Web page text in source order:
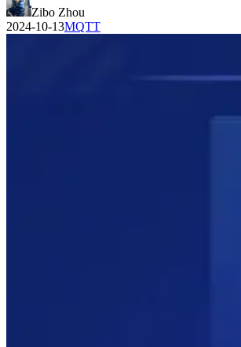
Zibo Zhou
2024-10-13MQTT